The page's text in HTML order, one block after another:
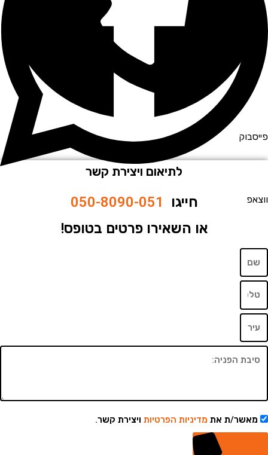
לתיאום ויצירת קשר
חייגו050-8090-051
או השאירו פרטים בטופס!
ת אתמדיניות הפרטיותויצירת קשר.